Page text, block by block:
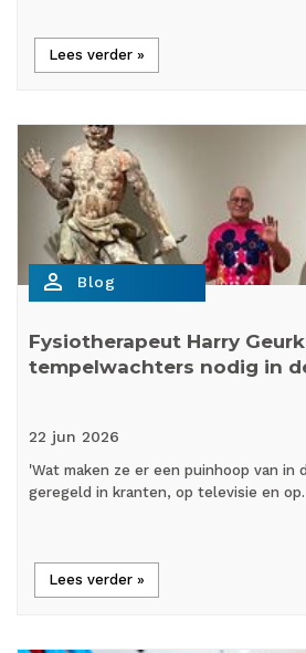
Lees verder »
person_outline Blog
Fysiotherapeut Harry
tempelwachters nodig in
22 jun 2026
'Wat maken ze er een puinhoop van in
geregeld in kranten, op televisie en
Lees verder »